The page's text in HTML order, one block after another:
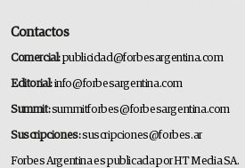
Contactos
Comercial:publicidad@forbesargentina.com
Editorial:info@forbesargentina.com
Summit:summitforbes@forbesargentina.com
Suscripciones:suscripciones@forbes.ar
Forbes Argentina es publicada por HT Media SA.